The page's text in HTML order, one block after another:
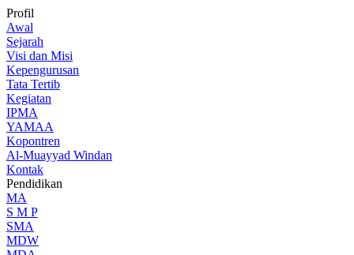
Profil
Awal
Sejarah
Visi dan Misi
Kepengurusan
Tata Tertib
Kegiatan
IPMA
YAMAA
Kopontren
Al-Muayyad Windan
Kontak
Pendidikan
MA
S M P
SMA
MDW